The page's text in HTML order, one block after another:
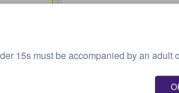
US$ 93
US$ 96
15s must be accompanied by an adult